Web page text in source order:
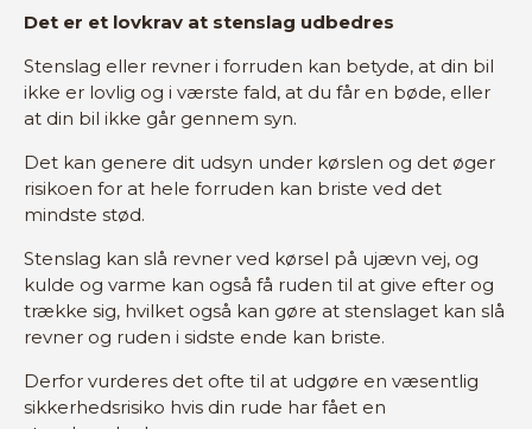
Det er et lovkrav at stenslag udbedres
Stenslag eller revner i forruden kan betyde, at din bil
ikke er lovlig og i værste fald, at du får en bøde, eller
at din bil ikke går gennem syn.
Det kan genere dit udsyn under kørslen og det øger
risikoen for at hele forruden kan briste ved det
mindste stød.
Stenslag kan slå revner ved kørsel på ujævn vej, og
kulde og varme kan også få ruden til at give efter og
trække sig, hvilket også kan gøre at stenslaget kan slå
revner og ruden i sidste ende kan briste.
Derfor vurderes det ofte til at udgøre en væsentlig
sikkerhedsrisiko hvis din rude har fået en